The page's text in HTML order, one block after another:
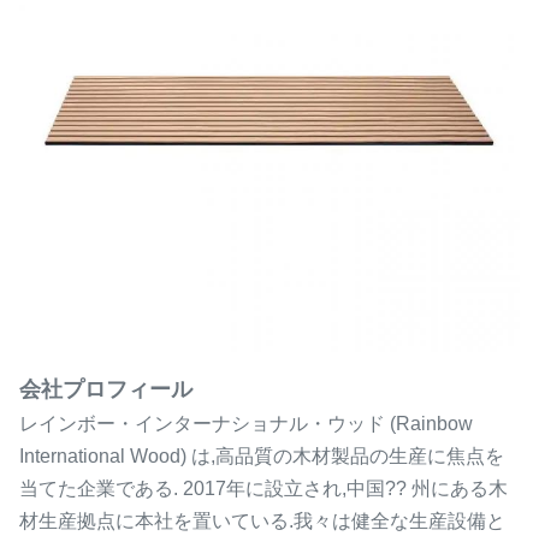
会社プロフィール
レインボー・インターナショナル・ウッド (Rainbow
International Wood) は,高品質の木材製品の生産に焦点を
当てた企業である. 2017年に設立され,中国?? 州にある木
材生産拠点に本社を置いている.我々は健全な生産設備と